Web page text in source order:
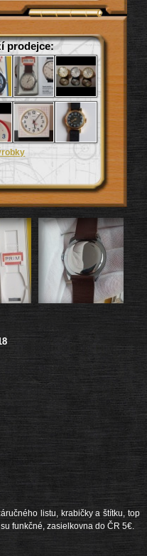
prodejce:
výrobky
listu, krabičky a štítku, top
funkčné, zasielkovna do ČR 5€.